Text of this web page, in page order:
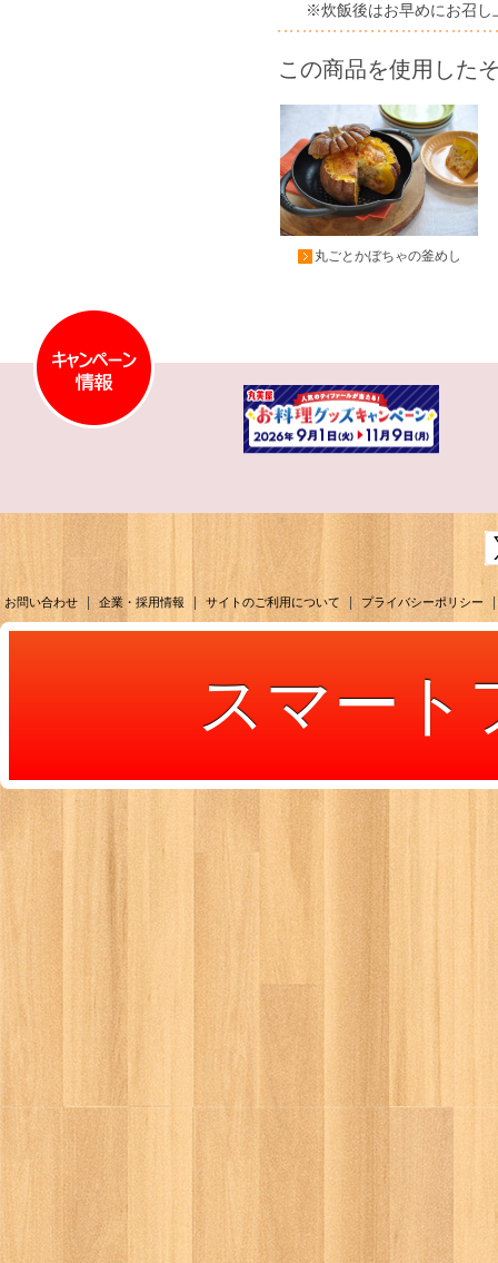
※炊飯後はお早めにお召し
この商品を使用した
丸ごとかぼちゃの釜めし
お問い合わせ 企業・採用情報 サイトのご利用について プライバシーポリシー
スマート